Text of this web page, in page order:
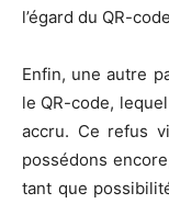
l’égard du QR-
Enfin, une autre
le QR-code,
accru. Ce refus
possédons
tant que